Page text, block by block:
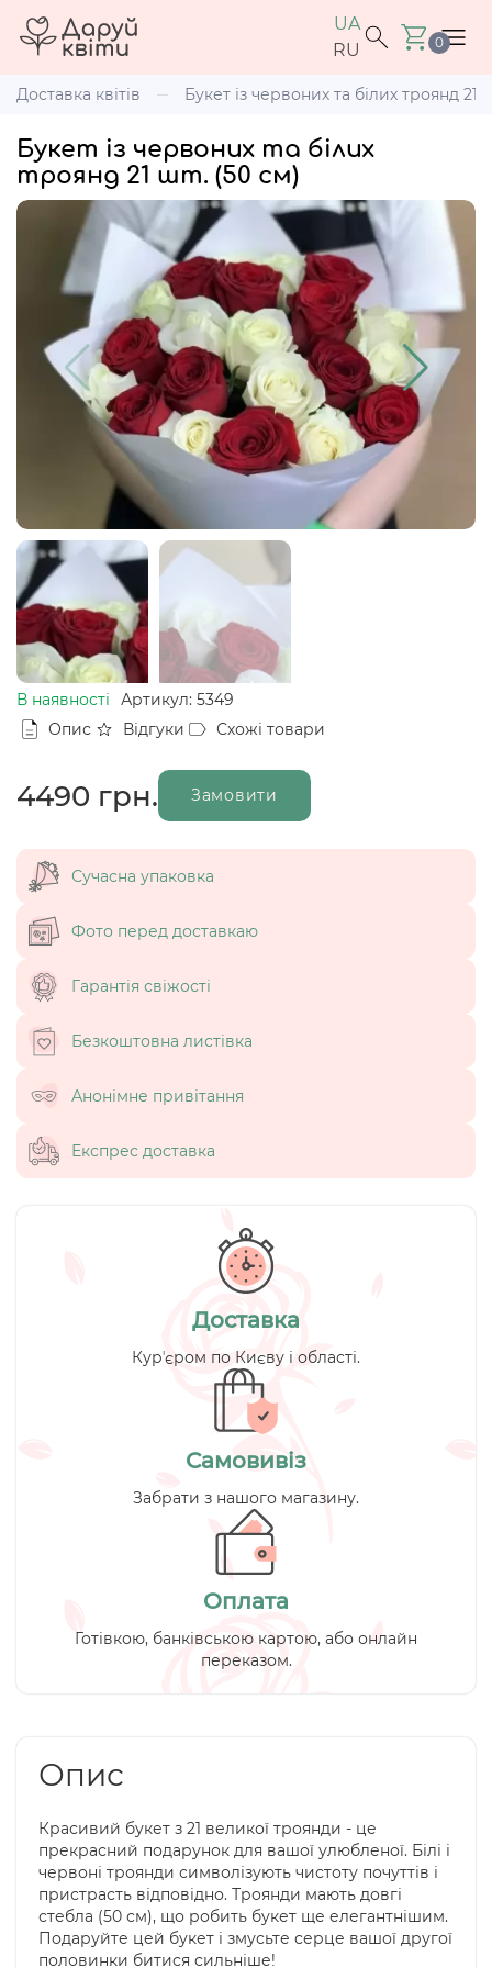
UA
RU
0
Доставка квітів Букет із червоних та білих троянд 21
Букет із червоних та білих
троянд 21 шт. (50 см)
В наявності
Артикул: 5349
Опис
Відгуки Схожі товари
4490 грн. Замовити
Сучасна упаковка
Фото перед доставкаю
Гарантія свіжості
Безкоштовна листівка
Анонімне привітання
Експрес доставка
Доставка
Курʼєром по Києву і області.
Самовивіз
Забрати з нашого магазину.
Оплата
Готівкою, банківською картою, або онлайн
переказом.
Опис
Красивий букет з 21 великої троянди - це
прекрасний подарунок для вашої улюбленої. Білі і
червоні троянди символізують чистоту почуттів і
пристрасть відповідно. Троянди мають довгі
стебла (50 см), що робить букет ще елегантнішим.
Подаруйте цей букет і змусьте серце вашої другої
половинки битися сильніше!